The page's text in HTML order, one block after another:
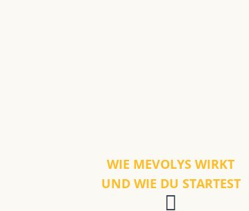
WIE MEVOLYS WIRKT
UND WIE DU STARTEST